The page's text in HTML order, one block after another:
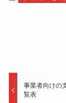
事業者向けの
覧表